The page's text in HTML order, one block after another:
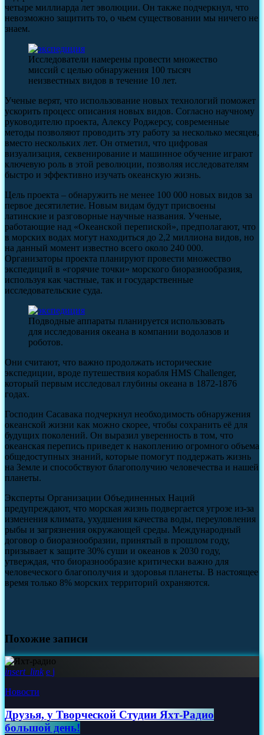
четыре миллиарда лет эволюции. Он также подчеркнул, что
невозможно защитить то, о чьем существовании мы ничего не
знаем.
Исследователи намерены провести множество
миссий с целью обнаружения 100 тысяч
неизвестных видов в течение 10 лет.
Ученые верят, что использование новых технологий поможет
ускорить процесс описания новых видов. Согласно научному
руководителю проекта, Алексу Роджерсу, современные
методы позволяют проводить эту работу за несколько месяцев,
вместо нескольких лет. Он отметил, что цифровая
визуализация, секвенирование и машинное обучение играют
ключевую роль в этой революции, позволяя исследователям
быстро и эффективно изучать океанскую жизнь.
Цель проекта – обнаружить не менее 100 000 новых видов за
первое десятилетие. Новым видам будут присвоены
латинские и разговорные научные названия. Ученые,
работающие над «Океанской перепиской», предполагают, что
в морских водах могут находиться до 2,2 миллиона видов, но
на данный момент известно всего около 240 000.
Организаторы проекта планируют провести множество
экспедиций в «горячие точки» морского биоразнообразия,
используя как частные, так и государственные
исследовательские суда.
Подводные аппараты планируется использовать
для исследования океана в компании водолазов и
роботов.
Они считают, что важно продолжать исторические
экспедиции, вроде путешествия корабля HMS Challenger,
который первым исследовал глубины океана в 1872-1876
годах.
Господин Сасавака подчеркнул необходимость обнаружения
океанской жизни как можно скорее, чтобы сохранить её для
будущих поколений. Он выразил уверенность в том, что
океанская перепись приведет к накоплению огромного объема
общедоступных знаний, которые помогут поддержать жизнь
на Земле и способствуют благополучию человечества и нашей
планеты.
Эксперты Организации Объединенных Наций
предупреждают, что морская жизнь подвергается угрозе из-за
изменения климата, ухудшения качества воды, переуловления
рыбы и загрязнения окружающей среды. Международный
договор о биоразнообразии, принятый в прошлом году,
призывает к защите 30% суши и океанов к 2030 году,
утверждая, что биоразнообразие критически важно для
человеческого благополучия и здоровья планеты. В настоящее
время только 8% морских территорий охраняются.
Похожие записи
insert_link
Новости
Друзья, у Творческой Студии Яхт‑Радио
большой день!